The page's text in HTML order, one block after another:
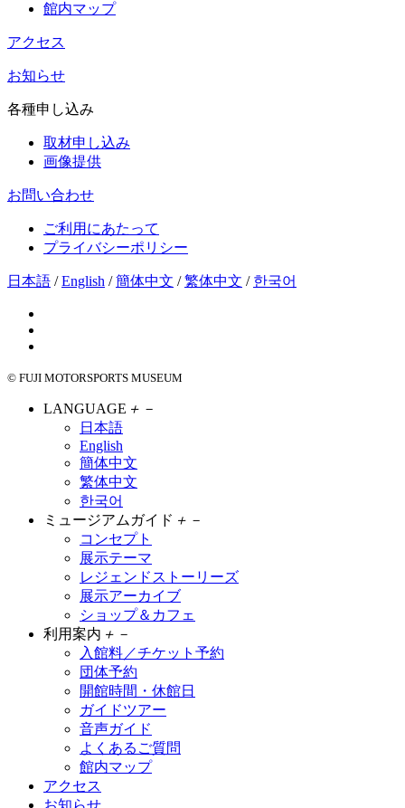
館内マップ
アクセス
お知らせ
各種申し込み
取材申し込み
画像提供
お問い合わせ
ご利用にあたって
プライバシーポリシー
日本語 /English /簡体中文 /繁体中文 / 한국어
© FUJI MOTORSPORTS MUSEUM
LANGUAGE ＋ －
日本語
English
簡体中文
繁体中文
한국어
ミュージアムガイド ＋ －
コンセプト
展示テーマ
レジェンドストーリーズ
展示アーカイブ
ショップ＆カフェ
利用案内 ＋ －
入館料／チケット予約
団体予約
開館時間・休館日
ガイドツアー
音声ガイド
よくあるご質問
館内マップ
アクセス